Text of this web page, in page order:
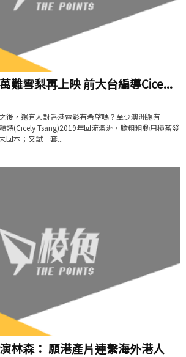
難雪梨再上映 前大台編導Cice...
後，還有人對香港電影有希望嗎？至少澳洲還有一
詩(Cicely Tsang)2019年回流澳洲，膽粗粗動用積蓄發
回本；又試一套...
林森： 願港產片連繫海外港人